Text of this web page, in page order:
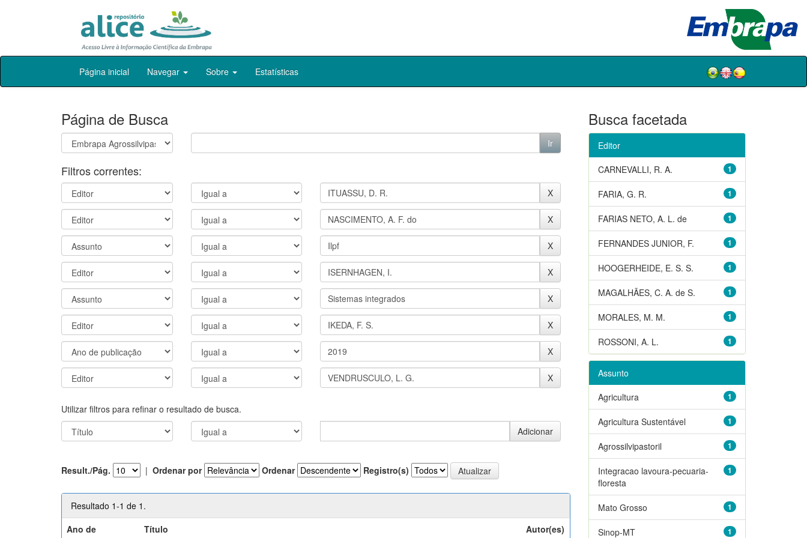
Skip
Página inicial Navegar Sobre Estatísticas
Página de Busca
Filtros correntes:
Utilizar filtros para refinar o resultado de busca.
Result./Pág. | Ordenar por Ordenar Registro(s)
Resultado 1-1 de 1.
Ano de
Título Autor(es)
Busca facetada
Editor
1
CARNEVALLI, R. A.
1
FARIA, G. R.
1
FARIAS NETO, A. L. de
1
FERNANDES JUNIOR, F.
1
HOOGERHEIDE, E. S. S.
1
MAGALHÃES, C. A. de S.
1
MORALES, M. M.
1
ROSSONI, A. L.
Assunto
1
Agricultura
1
Agricultura Sustentável
1
Agrossilvipastoril
1
Integracao lavoura-pecuaria-
floresta
1
Mato Grosso
1
Sinop-MT